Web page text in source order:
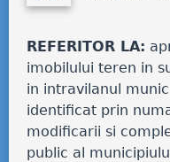
REFERITOR LA:
imobilului teren in
in intravilanul
identificat prin
modificarii si
public al